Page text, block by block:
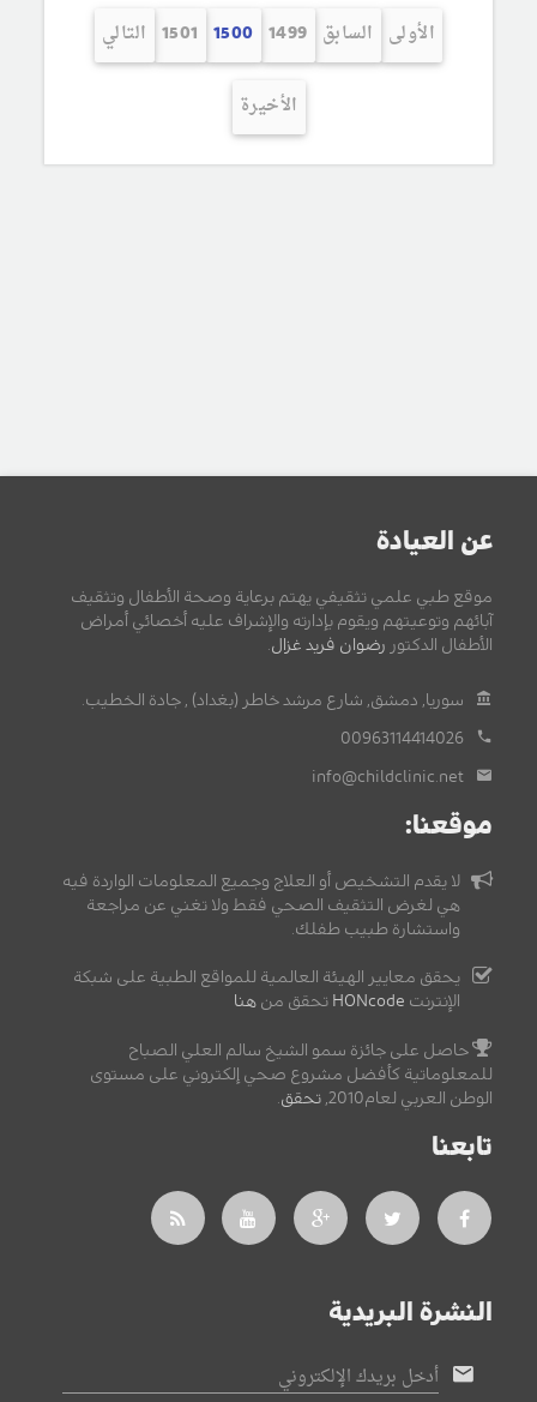
الأولى السابق 1499
1500
1501 التالي
الأخيرة
عن العيادة
موقع طبي علمي تثقيفي يهتم برعاية وصحة الأطفال وتثقيف
آبائهم وتوعيتهم ويقوم بإدارته والإشراف عليه أخصائي أمراض
الأطفال الدكتور رضوان فريد غزال
سوريا, دمشق, شارع مرشد خاطر (بغداد) , جادة الخطيب.
00963114414026
info@childclinic.net
موقعنا:
لا يقدم التشخيص أو العلاج وجميع المعلومات الواردة فيه
هي لغرض التثقيف الصحي فقط ولا تغني عن مراجعة
واستشارة طبيب طفلك.
يحقق معايير الهيئة العالمية للمواقع الطبية على شبكة
الإنترنت HONcode تحقق من هنا
حاصل على جائزة سمو الشيخ سالم العلي الصباح
للمعلوماتية كأفضل مشروع صحي إلكتروني على مستوى
الوطن العربي لعام2010,
تحقق
تابعنا
النشرة البريدية
أدخل بريدك الإلكتروني